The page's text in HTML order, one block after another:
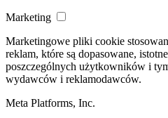
Marketing
Marketingowe pliki cookie
reklam, które są dopasowane,
poszczególnych użytkowników i
wydawców i reklamodawców.
Meta Platforms, Inc.